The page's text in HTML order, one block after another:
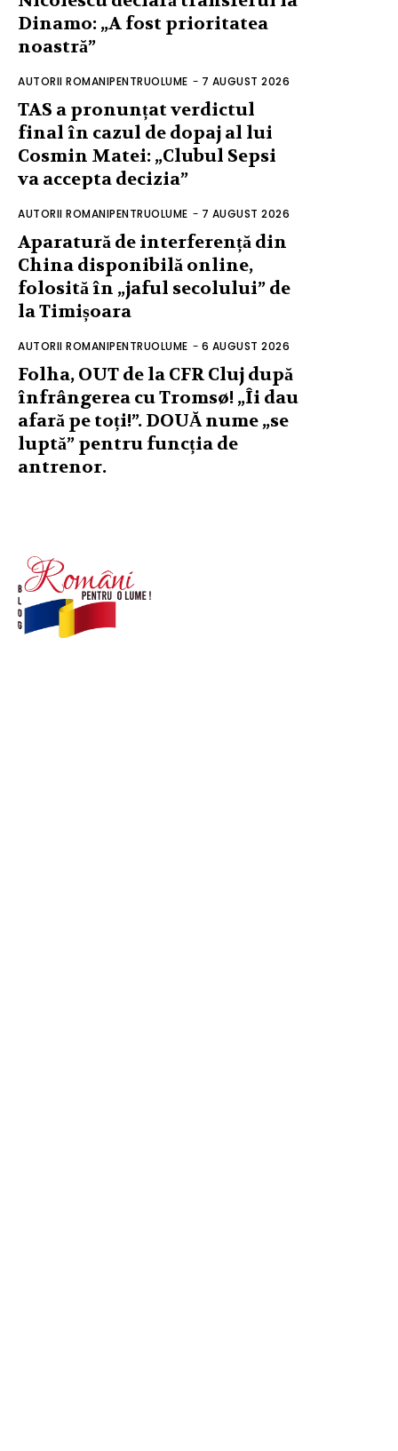
Dinamo: „A fost prioritatea
noastră”
AUTORII ROMANIPENTRUOLUME - 7 AUGUST 2026
TAS a pronunțat verdictul
final în cazul de dopaj al lui
Cosmin Matei: „Clubul Sepsi
va accepta decizia”
AUTORII ROMANIPENTRUOLUME - 7 AUGUST 2026
Aparatură de interferență din
China disponibilă online,
folosită în „jaful secolului” de
la Timișoara
AUTORII ROMANIPENTRUOLUME - 6 AUGUST 2026
Folha, OUT de la CFR Cluj după
înfrângerea cu Tromsø! „Îi dau
afară pe toți!”. DOUĂ nume „se
luptă” pentru funcția de
antrenor.